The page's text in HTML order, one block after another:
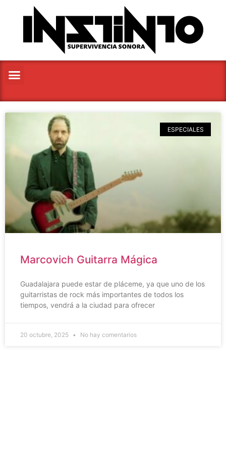
ESPECIALES
Marcovich Guitarra Mágica
Guadalajara puede estar de pláceme, ya que uno de los
guitarristas de rock más importantes de todos los
tiempos, vendrá a la ciudad para ofrecer
20 octubre, 2025 No hay comentarios